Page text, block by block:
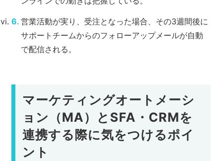
営業活動が実り、受注となった場合、その3週間後に
サポートチームからのフォローアップメールが自動
で配信される。
マーケティングオートメーシ
ョン（MA）とSFA・CRMを
連携する際に気をつけるポイ
ント